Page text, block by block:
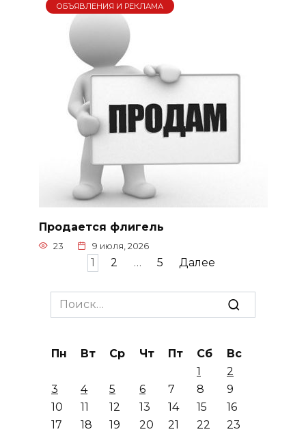
ОБЪЯВЛЕНИЯ И РЕКЛАМА
Продается флигель
23 9 июля, 2026
1 2 … 5 Далее
Search
for:
Пн Вт Ср Чт Пт Сб
Вс
1
2
3
4 5 6 7 8
9
10
11 12 13 14 15
16
17
18 19 20 21 22
23